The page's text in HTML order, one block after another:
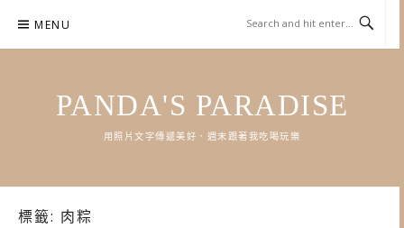
content
MENU
PANDA'S PARADISE
用照片文字傳遞美好．週末跟著我吃喝玩樂
標籤: 肉粽